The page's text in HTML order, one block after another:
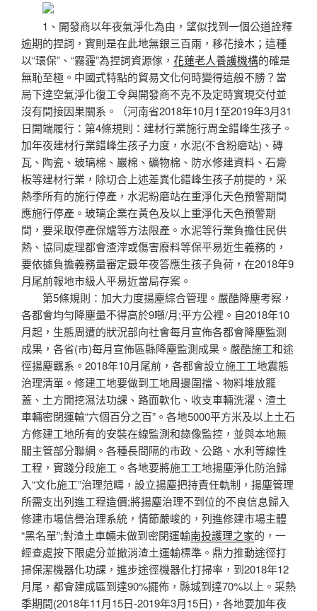
1、開發商以年夜氣淨化為由，望似找到一個公道詮釋
逾期的捏詞，實則是在此地無銀三百兩，移花接木；這種
以“環保”、“霧霾”為捏詞資源傢， 花蓮老人養護機構的確是
無恥至極。中國式特點的貿易文化何時變得這般不勝？當
局下達空氣淨化復工令與開發商不克不及定時實現交付並
沒有間接因果關系。（河南省2018年10月1至2019年3月31
日開端履行：第4條規則：建材行業施行周全錯峰生孩子。
加年夜建材行業錯峰生孩子力度，水泥(不含粉磨站)、磚
瓦、陶瓷、玻璃棉、巖棉、礦物棉、防水修建資料、石膏
板等建材行業，除切合上述差異化錯峰生孩子前提的，采
熱季所有的施行停產，水泥粉磨站在重淨化天色預警期間
應施行停產。玻璃企業在黃色及以上重淨化天色預警期
間，要采取停產保爐等方法限產。水泥等行業負擔住民供
熱、協同處理都會渣滓或傷害廢料等保平易近生義務的，
要依據負擔義務量審定最年夜答應生孩子負荷，在2018年9
月尾前報地市級人平易近當局存案。
第5條規則：加大力度揚塵綜合管理。嚴酷降塵考察，
各都會均勻降塵量不得高於9噸/月;平方公裡。自2018年10
月起，生態周遭的狀況部向社會每月宣佈各都會降塵監測
成果，各省(市)每月宣佈區縣降塵監測成果。嚴酷施工和途
徑揚塵羈系。2018年10月尾前，各都會設立施工工地震態
治理清單。修建工地要做到工地周邊圍擋、物料堆放籠
蓋、土方開挖濕法功課、路面軟化、收支車輛洗濯、渣土
車輛密閉運輸“六個百分之百”。各地5000平方米及以上土石
方修建工地所有的安裝在線監測和錄像監控，並與本地無
關主管部分聯網。各種長間隔的市政、公路、水利等線性
工程，實踐分段施工。各地要將施工工地揚塵淨化防治歸
入“文化施工”治理范疇，設立揚塵把持責任軌制，揚塵管理
所需支出列進工程造價;將揚塵治理不到位的不良信息歸入
修建市場信譽治理系統，情節嚴峻的，列進修建市場主體
“黑名單”;對渣土車輛未做到密閉運輸南投護理之家的，一
經查處按下限處分並撤消渣土運輸標準。鼎力推動途徑打
掃保潔機器化功課，進步途徑機器化打掃率，到2018年12
月尾，都會建成區到達90%擺佈，縣城到達70%以上。采熱
季期間(2018年11月15日-2019年3月15日)，各地要加年夜